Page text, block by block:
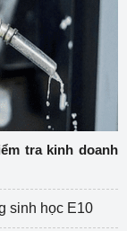
tra kinh doanh
sinh học E10